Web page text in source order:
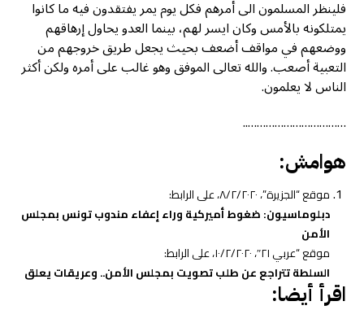
فلينظر المسلمون الى أمرهم فكل يوم يمر يفتقدون فيه ما كانوا
يمتلكونه بالأمس وكان ايسر لهم، بينما العدو يحاول إرهاقهم
ووضعهم في مواقف أضعف بحيث يجعل طريق خروجهم من
التعبية أصعب. والله تعالى الموفق وهو غالب على أمره ولكن أكثر
الناس لا يعلمون.
……………………………..
هوامش:
موقع “الجزيرة”، ٨/٢/٢٠٢٠، على الرابط:
دبلوماسيون: ضغوط أميركية وراء إعفاء مندوب تونس بمجلس
الأمن
موقع “عربي ٢١″، ١٠/٢/٢٠٢٠، على الرابط:
السلطة تتراجع عن طلب تصويت بمجلس الأمن.. وعريقات يعلق
اقرأ أيضا: